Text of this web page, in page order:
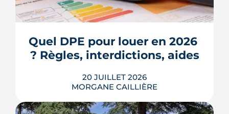
Écoles, base de loisirs, transports,
projets urbains et prix au m2 : le guide
3e ville de Haute-Garonne.
LIRE L'ARTICLE
Quel DPE pour louer en 2026
? Règles, interdictions, aides
20 JUILLET 2026
MORGANE CAILLIÈRE